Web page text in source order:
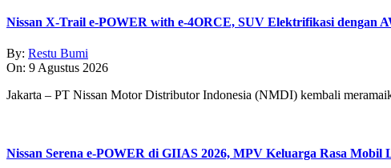
Nissan X-Trail e-POWER with e-4ORCE, SUV Elektrifikasi dengan
By: Restu Bumi
On: 9 Agustus 2026
Jakarta – PT Nissan Motor Distributor Indonesia (NMDI) kembali
Nissan Serena e-POWER di GIIAS 2026, MPV Keluarga Rasa Mobil